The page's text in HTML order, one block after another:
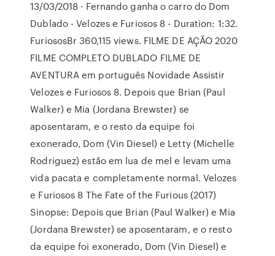
13/03/2018 · Fernando ganha o carro do Dom
Dublado - Velozes e Furiosos 8 - Duration: 1:32.
FuriososBr 360,115 views. FILME DE AÇÃO 2020
FILME COMPLETO DUBLADO FILME DE
AVENTURA em português Novidade Assistir
Velozes e Furiosos 8. Depois que Brian (Paul
Walker) e Mia (Jordana Brewster) se
aposentaram, e o resto da equipe foi
exonerado, Dom (Vin Diesel) e Letty (Michelle
Rodriguez) estão em lua de mel e levam uma
vida pacata e completamente normal. Velozes
e Furiosos 8 The Fate of the Furious (2017)
Sinopse: Depois que Brian (Paul Walker) e Mia
(Jordana Brewster) se aposentaram, e o resto
da equipe foi exonerado, Dom (Vin Diesel) e